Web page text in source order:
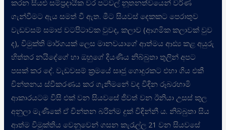
කරන සියළු සම්ප්‍රදායික වර පටවල් නූතනත්වයෙන් වර්ණ
ගැන්වීමට ඇය සමත් වී ඇත. මීට සියවස් දෙකකට පෙරාතුව
වැඩවසම් සමාජ වටපිටාවක වුවද, කලාව (ආගමික කලාවක් වුව
ද), විමුක්ති මාර්ගයක් ලෙස මානවයාගේ ආත්මය ආඪ්‍ය කළ අයුරු
හිත්තර නයිදේගේ හා ඔහුගේ දියණිය නිබ්බුතා තුලින් අපට
පසක් කර දේ. වැඩවසම් ක්‍රමයේ සෘජු ගොදුරකට එහා ගිය එකී
චින්තනය ස්වීකරණය කර ගැනීමනේ වද විඳින රූබරහාමි
ආකාරයටම විසි එක් වන සියවසේ ජීවත් වන ඊනියා උසස් කුල
අනුලා මැණිකේ ඒ චින්තන බරින්ම දුක් විඳින්නී ය. නිබ්බුතා සිය
ආත්ම විමුක්තිය වෙනුවෙන් ගසන කැරැල්ල 21 වන සියවසේ